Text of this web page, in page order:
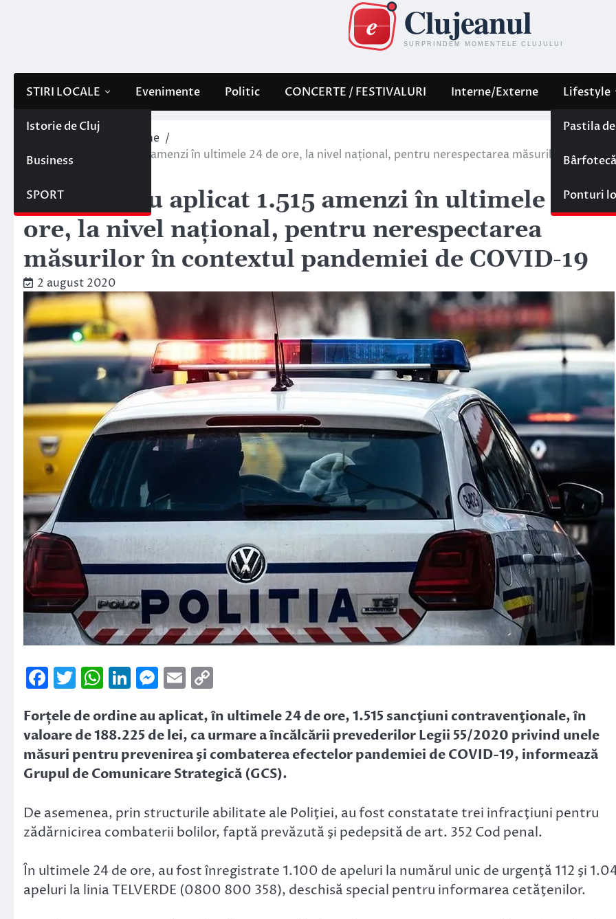
STIRI LOCALE
Istorie de Cluj
Business
SPORT
Evenimente Politic CONCERTE / FESTIVALURI Interne/Externe Lifestyle
Pastila
Bârfotecă
Ponturi
Interne/Externe
Polițiștii au aplicat 1.515 amenzi în ultimele 24 de ore, la nivel național, pentru nerespectarea măsurilor în
Polițiștii au aplicat 1.515 amenzi în ultimele 24 de
ore, la nivel național, pentru nerespectarea
măsurilor în contextul pandemiei de COVID-19
2 august 2020
Facebook
Twitter
WhatsApp
LinkedIn
Messenger
Email
Forțele de ordine au aplicat, în ultimele 24 de ore, 1.515 sancţiuni contravenţionale, în
valoare de 188.225 de lei, ca urmare a încălcării prevederilor Legii 55/2020 privind unele
măsuri pentru prevenirea şi combaterea efectelor pandemiei de COVID-19, informează
Grupul de Comunicare Strategică (GCS).
De asemenea, prin structurile abilitate ale Poliţiei, au fost constatate trei infracţiuni pentru
zădărnicirea combaterii bolilor, faptă prevăzută şi pedepsită de art. 352 Cod penal.
În ultimele 24 de ore, au fost înregistrate 1.100 de apeluri la numărul unic de urgenţă 112 şi
apeluri la linia TELVERDE (0800 800 358), deschisă special pentru informarea cetăţenilor.